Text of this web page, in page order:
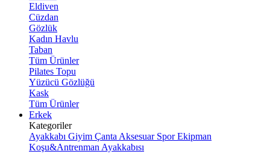
Eldiven
Cüzdan
Gözlük
Kadın Havlu
Taban
Tüm Ürünler
Pilates Topu
Yüzücü Gözlüğü
Kask
Tüm Ürünler
Erkek
Kategoriler
Ayakkabı Giyim Çanta Aksesuar Spor Ekipman
Koşu&Antrenman Ayakkabısı